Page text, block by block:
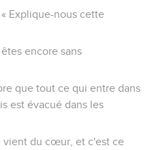
Explique-nous cette
encore sans
que tout ce qui entre dans
est évacué dans les
vient du cœur, et c'est ce